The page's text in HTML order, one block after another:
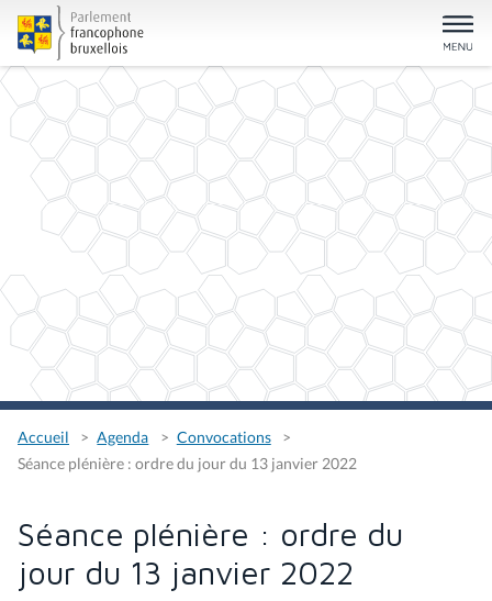
Accueil Agenda
Convocations
Séance plénière : ordre du jour du 13 janvier 2022
Séance plénière : ordre du
jour du 13 janvier 2022